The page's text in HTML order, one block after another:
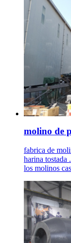
molino de
fabrica de
harina tostada
los molinos